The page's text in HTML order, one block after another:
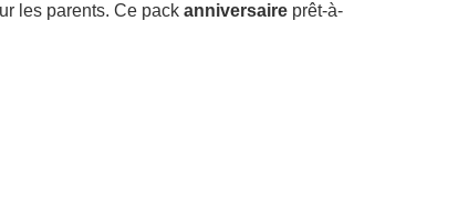
les parents. Ce pack anniversaire prêt-à-